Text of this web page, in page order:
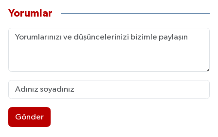
Yorumlar
Gönder